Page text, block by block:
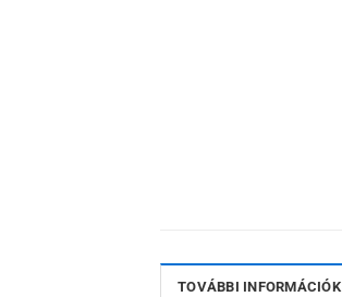
TOVÁBBI INFORMÁCIÓK